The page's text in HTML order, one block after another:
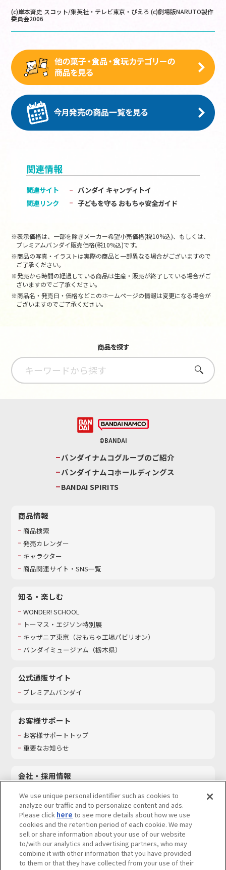
(c)岸本斉史 スコット/集英社・テレビ東京・ぴえろ (c)劇場版NARUTO製作
委員会2006
関連情報
関連サイト
バンダイ キャンディトイ
関連リンク
子どもを守る おもちゃ安全ガイド
※表示価格は、一部を除きメーカー希望小売価格(税10%込)、もしくは、
プレミアムバンダイ販売価格(税10%込)です。
※商品の写真・イラストは実際の商品と一部異なる場合がございますので
ご了承ください。
※発売から時間の経過している商品は生産・販売が終了している場合がご
ざいますのでご了承ください。
※商品名・発売日・価格などこのホームページの情報は変更になる場合が
ございますのでご了承ください。
商品を探す
さがす
©BANDAI
バンダイナムコグループのご紹介
バンダイナムコホールディングス
BANDAI SPIRITS
商品情報
商品検索
発売カレンダー
キャラクター
商品関連サイト・SNS一覧
知る・楽しむ
WONDER! SCHOOL
トーマス・エジソン特別展
キッザニア東京（おもちゃ工場パビリオン）​
バンダイミュージアム（栃木県）
公式通販サイト
プレミアムバンダイ
お客様サポート
お客様サポートトップ
重要なお知らせ
会社・採用情報
採用情報
サステナビリティ
お問い合わせ
We use unique personal identifier such as cookies to
analyze our traffic and to personalize content and ads.
Please click here to see more details about how we use
cookies and the retention period of each cookie. We may
sell or share information about your use of our website
to/with our analytics and advertising partners, who may
combine it with other information that you have provided
to them or that they have collected from your use of their